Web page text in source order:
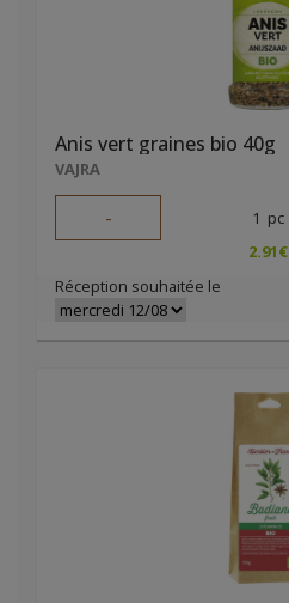
Anis vert graines bio 40g
VAJRA
- 1 pc
2.91€
Réception souhaitée le